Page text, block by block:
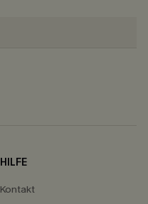
HILFE
Kontakt